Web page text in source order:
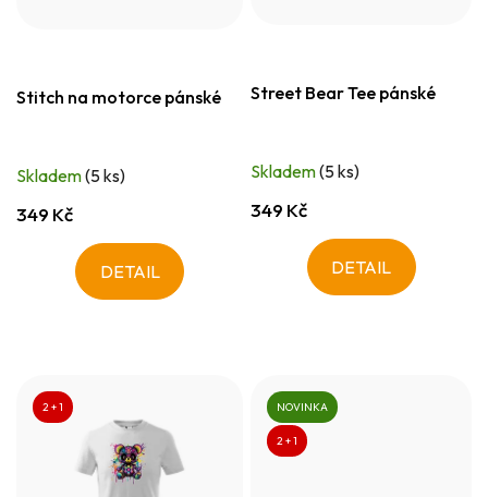
Stitch na motorce pánské
Skladem(5 ks)
349 Kč
DETAIL
Street Bear Tee pánské
Skladem(5 ks)
349 Kč
DETAIL
2 + 1 NOVINKA
2 + 1